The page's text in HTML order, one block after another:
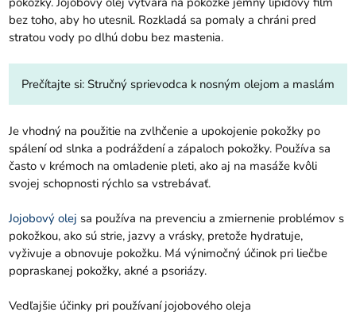
bez toho, aby ho utesnil. Rozkladá sa pomaly a chráni pred
stratou vody po dlhú dobu bez mastenia.
Prečítajte si: Stručný sprievodca k nosným olejom a maslám
Je vhodný na použitie na zvlhčenie a upokojenie pokožky po
spálení od slnka a podráždení a zápaloch pokožky. Používa sa
často v krémoch na omladenie pleti, ako aj na masáže kvôli
svojej schopnosti rýchlo sa vstrebávať.
Jojobový olej sa používa na prevenciu a zmiernenie problémov s
pokožkou, ako sú strie, jazvy a vrásky, pretože hydratuje,
vyživuje a obnovuje pokožku. Má výnimočný účinok pri liečbe
popraskanej pokožky, akné a psoriázy.
Vedľajšie účinky pri používaní jojobového oleja